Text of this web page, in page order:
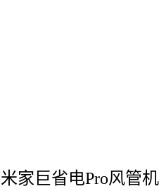
米家巨省电Pro风管